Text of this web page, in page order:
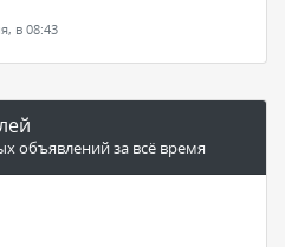
в 08:43
объявлений за всё время